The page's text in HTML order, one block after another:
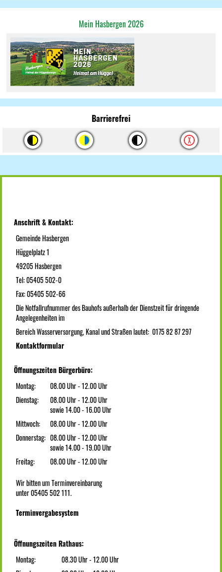
Mein Hasbergen 2026
Barrierefrei
Anschrift & Kontakt:
Gemeinde Hasbergen
Hüggelplatz 1
49205 Hasbergen
Tel: 05405 502-0
Fax: 05405 502-66
Die Notfallrufnummer des Bauhofs außerhalb der Dienstzeit für dringende
Angelegenheiten im
Bereich Wasserversorgung, Kanal und Straßen lautet: 0175 82 87 297
Kontaktformular
Öffnungszeiten Bürgerbüro:
Montag:
08.00 Uhr - 12.00 Uhr
Dienstag:
08.00 Uhr - 12.00 Uhr
sowie 14.00 - 16.00 Uhr
Mittwoch:
08.00 Uhr - 12.00 Uhr
Donnerstag: 08.00 Uhr - 12.00 Uhr
sowie 14.00 - 19.00 Uhr
Freitag:
08.00 Uhr - 12.00 Uhr
Wir bitten um Terminvereinbarung
unter 05405 502 111.
Terminvergabesystem
Öffnungszeiten Rathaus:
Montag:
08.30 Uhr - 12.00 Uhr